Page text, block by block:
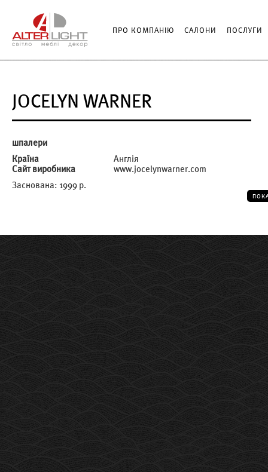
ПРО КОМПАНІЮ САЛОНИ ПОСЛУГИ
JOCELYN WARNER
шпалери
Країна
Англія
Сайт виробника
www.jocelynwarner.com
Заснована: 1999 р.